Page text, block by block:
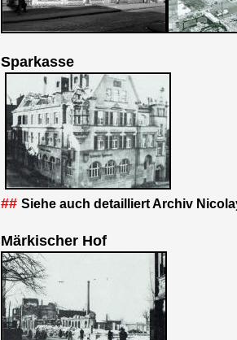
Sparkasse
## Siehe auch detailliert Archiv
Märkischer Hof